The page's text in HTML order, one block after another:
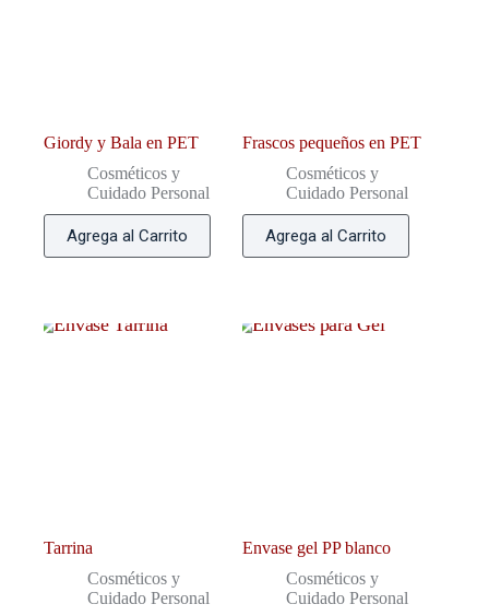
Giordy y Bala en PET
Cosméticos y
Cuidado Personal
Agrega al Carrito
Frascos pequeños en PET
Cosméticos y
Cuidado Personal
Agrega al Carrito
Tarrina
Cosméticos y
Cuidado Personal
Envase gel PP blanco
Cosméticos y
Cuidado Personal